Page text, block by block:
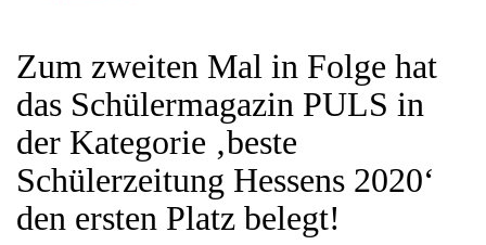
Zum zweiten Mal in Folge hat
das Schülermagazin PULS in
der Kategorie ‚beste
Schülerzeitung Hessens 2020‘
den ersten Platz belegt!